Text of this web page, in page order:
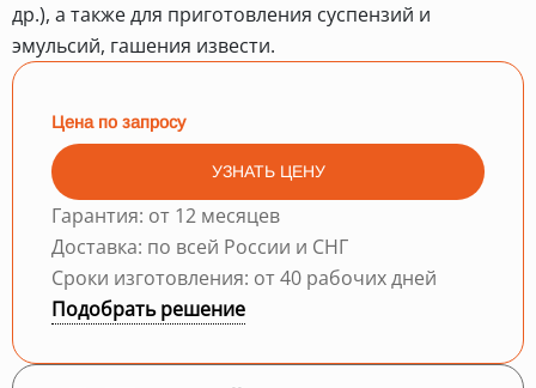
др.), а также для приготовления суспензий и
эмульсий, гашения извести.
Цена по запросу
УЗНАТЬ ЦЕНУ
Гарантия: от 12 месяцев
Доставка: по всей России и СНГ
Сроки изготовления: от 40 рабочих дней
Подобрать решение